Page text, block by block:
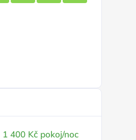
1 400 Kč pokoj/noc